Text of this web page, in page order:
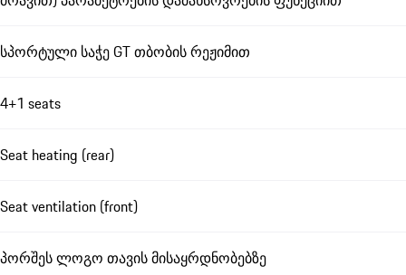
სპორტული საჭე GT თბობის რეჟიმით
4+1 seats
Seat heating (rear)
Seat ventilation (front)
პორშეს ლოგო თავის მისაყრდნობებზე